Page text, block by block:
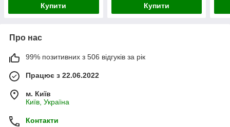
Купити Купити
Про нас
99% позитивних з 506 відгуків за рік
Працює з 22.06.2022
м. Київ
Київ, Україна
Контакти